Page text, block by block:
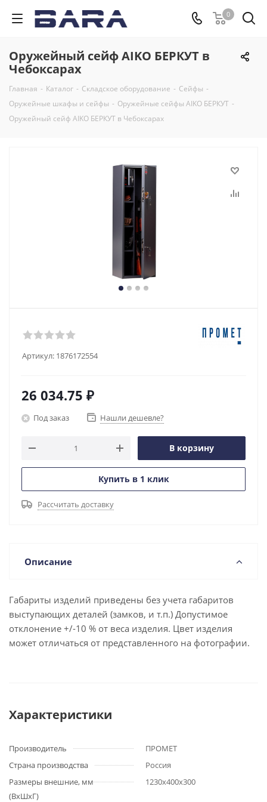
0
Оружейный сейф AIKO БЕРКУТ в
Чебоксарах
Главная - Каталог - Складское оборудование - Сейфы -
Оружейные шкафы и сейфы - Оружейные сейфы AIKO БЕРКУТ -
Оружейный сейф AIKO БЕРКУТ в Чебоксарах
Артикул: 1876172554
26 034.75 ₽
Под заказ Нашли дешевле?
В корзину
Купить в 1 клик
Рассчитать доставку
Описание
Габариты изделий приведены без учета габаритов
выступающих деталей (замков, и т.п.) Допустимое
отклонение +/-10 % от веса изделия. Цвет изделия
может отличаться от представленного на фотографии.
Характеристики
Производитель
ПРОМЕТ
Страна производства
Россия
Размеры внешние, мм
(ВхШхГ)
1230x400x300